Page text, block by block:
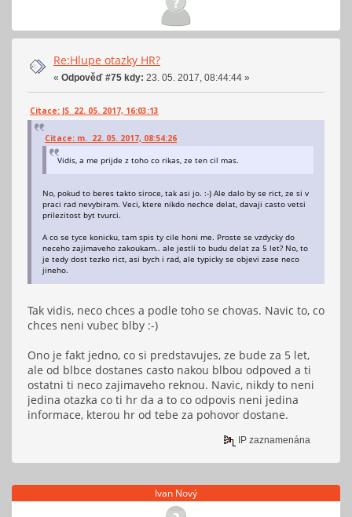
Re:Hlupe otazky HR?
« Odpověď #75 kdy: 23. 05. 2017, 08:44:44 »
Citace: JS 22. 05. 2017, 16:03:13
Citace: m. 22. 05. 2017, 08:54:26
Vidis, a me prijde z toho co rikas, ze ten cil mas.
No, pokud to beres takto siroce, tak asi jo. :-) Ale dalo by se rict, ze si v
praci rad nevybiram. Veci, ktere nikdo nechce delat, davaji casto vetsi
prilezitost byt tvurci.
A co se tyce konicku, tam spis ty cile honi me. Proste se vzdycky do
neceho zajimaveho zakoukam.. ale jestli to budu delat za 5 let? No, to
je tedy dost tezko rict, asi bych i rad, ale typicky se objevi zase neco
jineho.
Tak vidis, neco chces a podle toho se chovas. Navic to, co
chces neni vubec blby :-)
Ono je fakt jedno, co si predstavujes, ze bude za 5 let,
ale od blbce dostanes casto nakou blbou odpoved a ti
ostatni ti neco zajimaveho reknou. Navic, nikdy to neni
jedina otazka co ti hr da a to co odpovis neni jedina
informace, kterou hr od tebe za pohovor dostane.
IP zaznamenána
Ivan Nový